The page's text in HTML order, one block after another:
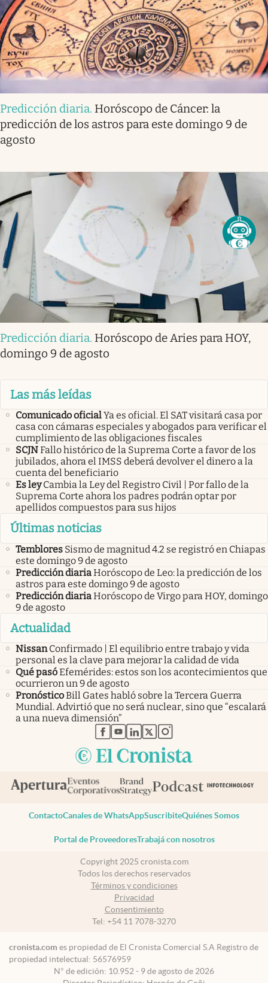
Predicción diaria. Horóscopo de Cáncer: la
predicción de los astros para este domingo 9 de
agosto
Predicción diaria. Horóscopo de Aries para HOY,
domingo 9 de agosto
Las más leídas
Comunicado oficialYa es oficial. El SAT visitará casa por
casa con cámaras especiales y abogados para verificar el
cumplimiento de las obligaciones fiscales
SCJNFallo histórico de la Suprema Corte a favor de los
jubilados, ahora el IMSS deberá devolver el dinero a la
cuenta del beneficiario
Es ley Cambia la Ley del Registro Civil | Por fallo de la
Suprema Corte ahora los padres podrán optar por
apellidos compuestos para sus hijos
Últimas noticias
Temblores Sismo de magnitud 4.2 se registró en Chiapas
este domingo 9 de agosto
Predicción diariaHoróscopo de Leo: la predicción de los
astros para este domingo 9 de agosto
Predicción diariaHoróscopo de Virgo para HOY, domingo
9 de agosto
Actualidad
Nissan Confirmado | El equilibrio entre trabajo y vida
personal es la clave para mejorar la calidad de vida
Qué pasóEfemérides: estos son los acontecimientos que
ocurrieron un 9 de agosto
PronósticoBill Gates habló sobre la Tercera Guerra
Mundial. Advirtió que no será nuclear, sino que “escalará
a una nueva dimensión”
abre en nueva pestaña
abre en nueva pestaña
abre en nueva pestaña
abre en nueva pestaña
abre en nueva pestaña
ContactoCanales de WhatsAppSuscribiteQuiénes Somos
Portal de ProveedoresTrabajá con nosotros
Copyright 2025 cronista.com
Todos los derechos reservados
Términos y condiciones
Privacidad
Consentimiento
Tel: +54 11 7078-3270
cronista.com es propiedad de El Cronista Comercial S.A Registro de
propiedad intelectual: 56576959
N° de edición: 10.952 - 9 de agosto de 2026